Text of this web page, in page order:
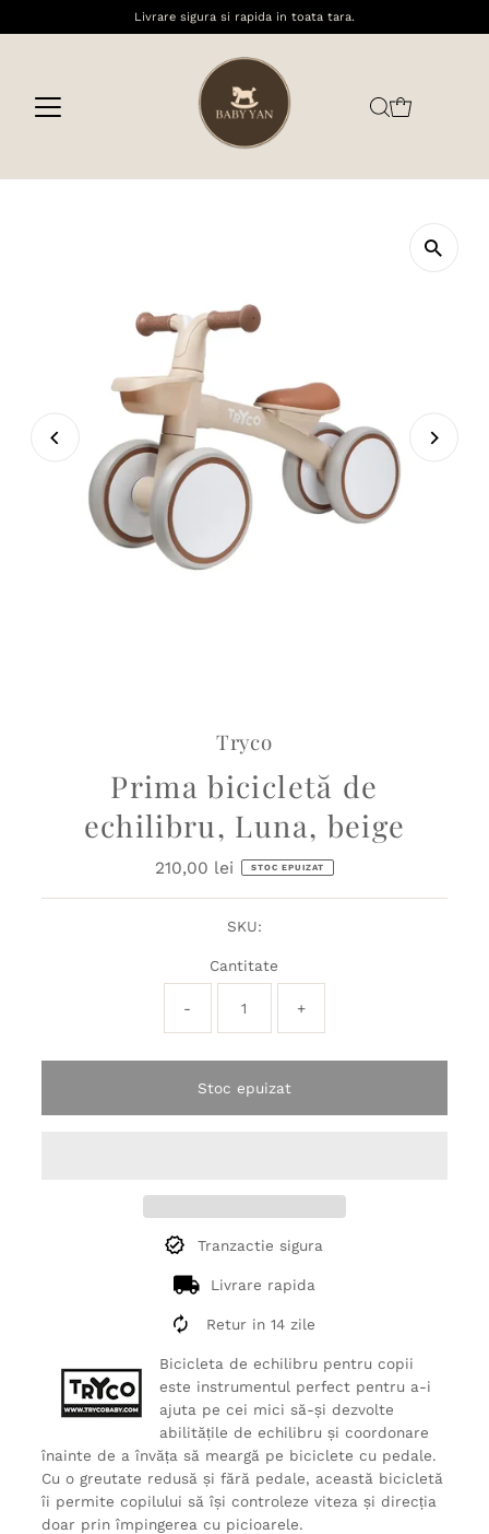
Livrare sigura si rapida in toata tara.
Tryco
Prima bicicletă de
echilibru, Luna, beige
Preț
210,00 lei STOC EPUIZAT
SKU:
Cantitate
- +
Stoc epuizat
Tranzactie sigura
Livrare rapida
Retur in 14 zile
Bicicleta de echilibru pentru copii
este instrumentul perfect pentru a-i
ajuta pe cei mici să-și dezvolte
abilitățile de echilibru și coordonare
înainte de a învăța să meargă pe biciclete cu pedale.
Cu o greutate redusă și fără pedale, această bicicletă
îi permite copilului să își controleze viteza și direcția
doar prin împingerea cu picioarele.